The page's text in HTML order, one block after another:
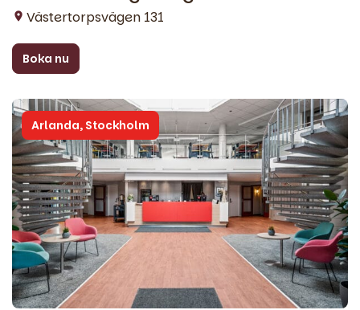
Västertorpsvägen 131
Boka nu
Arlanda, Stockholm